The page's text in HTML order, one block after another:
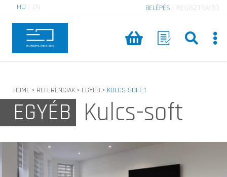
HU EN BELÉPÉS REGISZTRÁCIÓ
HOME > REFERENCIAK > EGYEB > KULCS-SOFT_1
EGYÉB Kulcs-soft